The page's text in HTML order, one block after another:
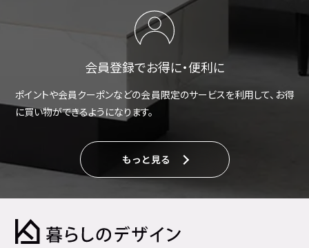
会員登録でお得に・便利に
ポイントや会員クーポンなどの会員限定のサービスを利用して、お得
に買い物ができるようになります。
もっと見る